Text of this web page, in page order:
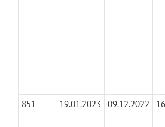
851
19.01.2023 09.12.2022